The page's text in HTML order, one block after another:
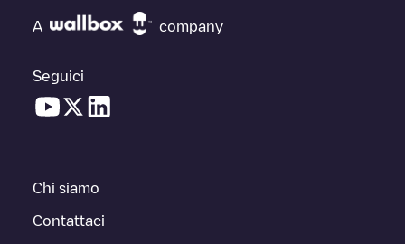
A company
Seguici
Chi siamo
Contattaci